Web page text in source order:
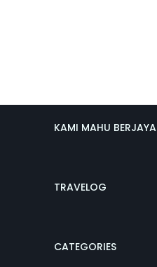
KAMI MAHU BERJAYA
TRAVELOG
CATEGORIES